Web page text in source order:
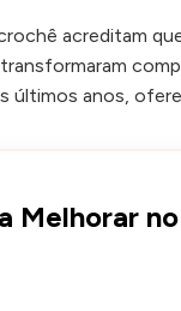
acreditam
últimos anos,
Melhorar